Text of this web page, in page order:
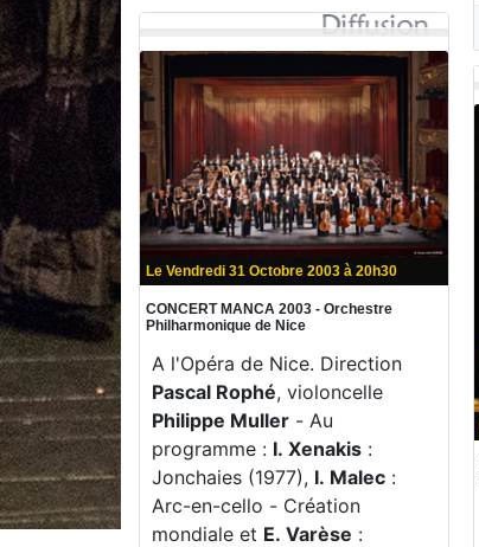
Le Vendredi 31 Octobre 2003 à 20h30
CONCERT MANCA 2003 - Orchestre
Philharmonique de Nice
A l'Opéra de Nice. Direction
Pascal Rophé, violoncelle
Philippe Muller - Au
programme : I. Xenakis :
Jonchaies (1977), I. Malec :
Arc-en-cello - Création
mondiale et E. Varèse :